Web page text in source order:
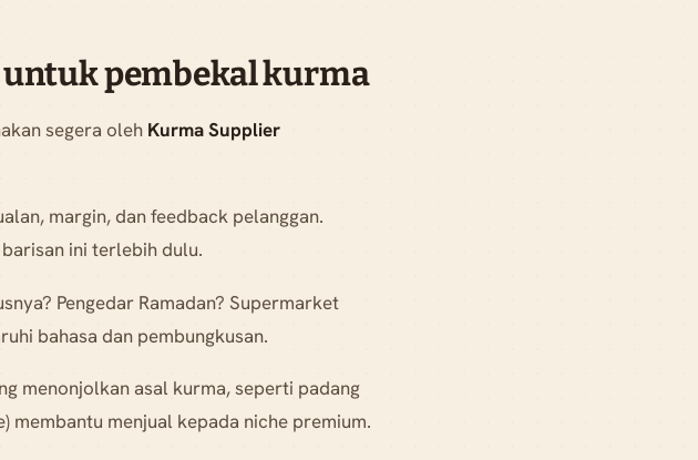
pembekal kurma
segera oleh Kurma Supplier
margin, dan feedback pelanggan.
ini terlebih dulu.
Pengedar Ramadan? Supermarket
bahasa dan pembungkusan.
menonjolkan asal kurma, seperti padang
membantu menjual kepada niche premium.